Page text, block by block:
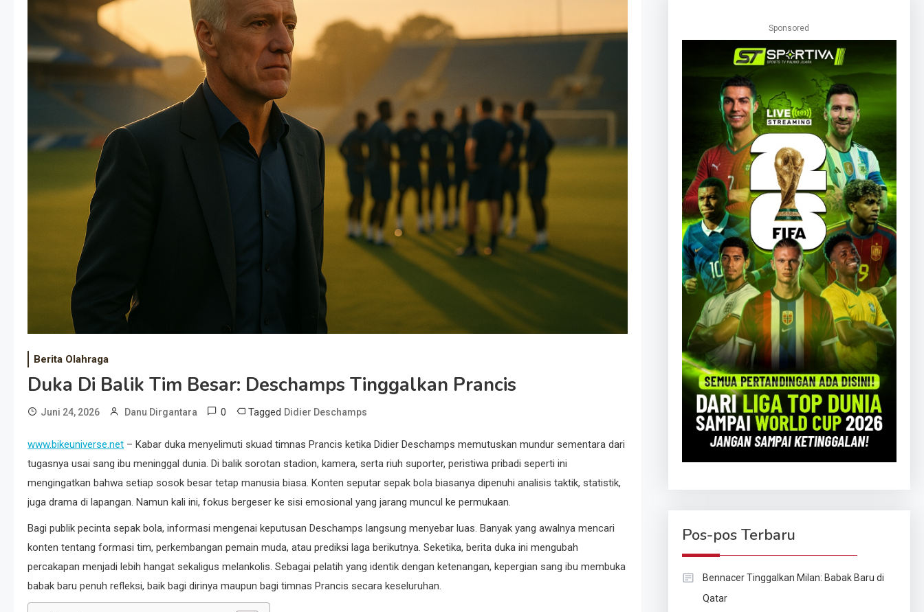
Berita Olahraga
Duka Di Balik Tim Besar: Deschamps Tinggalkan Prancis
Juni 24, 2026 Danu Dirgantara 0 Tagged Didier Deschamps
www.bikeuniverse.net – Kabar duka menyelimuti skuad timnas Prancis ketika Didier Deschamps memutuskan mundur sementara dari
tugasnya usai sang ibu meninggal dunia. Di balik sorotan stadion, kamera, serta riuh suporter, peristiwa pribadi seperti ini
mengingatkan bahwa setiap sosok besar tetap manusia biasa. Konten seputar sepak bola biasanya dipenuhi analisis taktik, statistik,
juga drama di lapangan. Namun kali ini, fokus bergeser ke sisi emosional yang jarang muncul ke permukaan.
Bagi publik pecinta sepak bola, informasi mengenai keputusan Deschamps langsung menyebar luas. Banyak yang awalnya mencari
konten tentang formasi tim, perkembangan pemain muda, atau prediksi laga berikutnya. Seketika, berita duka ini mengubah
percakapan menjadi lebih hangat sekaligus melankolis. Sebagai pelatih yang identik dengan ketenangan, kepergian sang ibu membuka
babak baru penuh refleksi, baik bagi dirinya maupun bagi timnas Prancis secara keseluruhan.
Sponsored
Pos-pos Terbaru
Bennacer Tinggalkan Milan: Babak Baru di
Qatar